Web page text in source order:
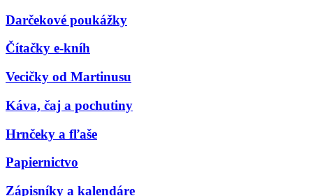
Darčekové poukážky
Čítačky e-kníh
Vecičky od Martinusu
Káva, čaj a pochutiny
Hrnčeky a fľaše
Papiernictvo
Zápisníky a kalendáre